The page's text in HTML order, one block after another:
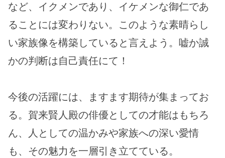
など、イクメンであり、イケメンな御仁であ
ることには変わりない。このような素晴らし
い家族像を構築していると言えよう。嘘か誠
かの判断は自己責任にて！
今後の活躍には、ますます期待が集まってお
る。賀来賢人殿の俳優としての才能はもちろ
ん、人としての温かみや家族への深い愛情
も、その魅力を一層引き立てている。